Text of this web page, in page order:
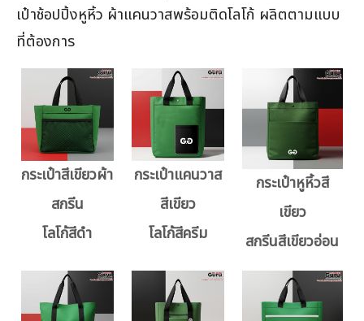
เป๋าช้อปปิ้งหูหิ้ว ผ้าแคนวาสพร้อมติดโลโก้ ผลิตตามแบบ
ที่ต้องการ
กระเป๋าสีเขียวผ้า
สกรีน
โลโก้สีดำ
กระเป๋าแคนวาส
สีเขียว
โลโก้สีครีม
กระเป๋าหูหิ้วสี
เขียว
สกรีนสีเขียวอ่อน